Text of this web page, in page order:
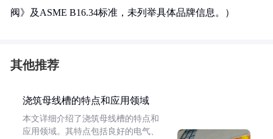
阀》及ASME B16.34标准，未列举具体品牌信息。）
其他推荐
浇筑母线槽的特点和应用领域
本文详细介绍了浇筑母线槽的特点和
应用领域。其特点包括良好的电气、